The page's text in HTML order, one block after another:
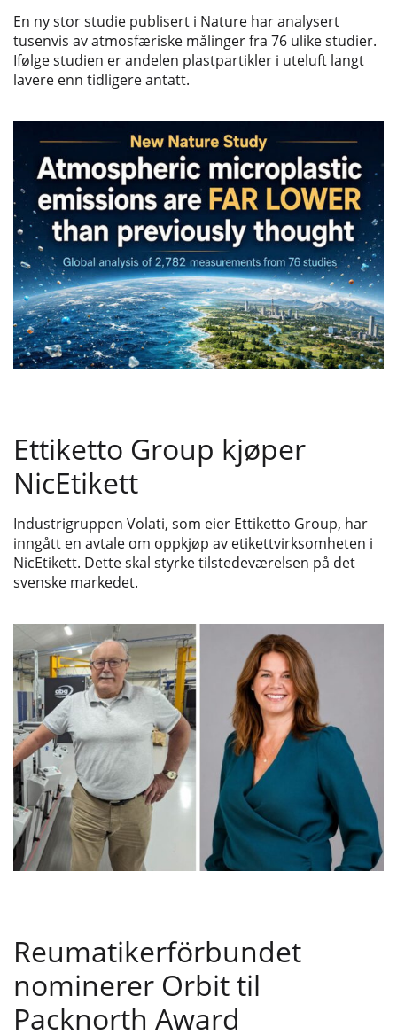
En ny stor studie publisert i Nature har analysert
tusenvis av atmosfæriske målinger fra 76 ulike studier.
Ifølge studien er andelen plastpartikler i uteluft langt
lavere enn tidligere antatt.
Ettiketto Group kjøper
NicEtikett
Industrigruppen Volati, som eier Ettiketto Group, har
inngått en avtale om oppkjøp av etikettvirksomheten i
NicEtikett. Dette skal styrke tilstedeværelsen på det
svenske markedet.
Reumatikerförbundet
nominerer Orbit til
Packnorth Award